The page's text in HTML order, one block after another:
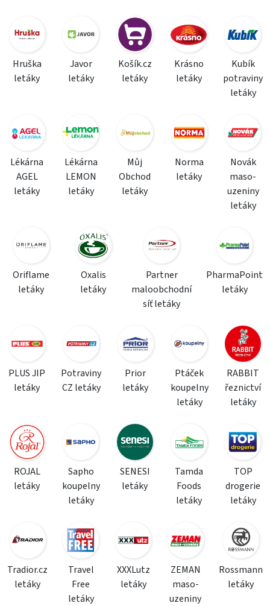
Hruška
letáky
Javor
letáky
Košík.cz
letáky
Krásno
letáky
Kubík
potraviny
letáky
Lékárna
AGEL
letáky
Lékárna
LEMON
letáky
Můj
Obchod
letáky
Norma
letáky
Novák
maso-
uzeniny
letáky
Oriflame
letáky
Oxalis
letáky
Partner
maloobchodní
síť letáky
PharmaPoint
letáky
PLUS JIP
letáky
Potraviny
CZ letáky
Prior
letáky
Ptáček
koupelny
letáky
RABBIT
řeznictví
letáky
ROJAL
letáky
Sapho
koupelny
letáky
SENESI
letáky
Tamda
Foods
letáky
TOP
drogerie
letáky
Tradior.cz
letáky
Travel
Free
letáky
XXXLutz
letáky
ZEMAN
maso-
uzeniny
Rossmann
letáky